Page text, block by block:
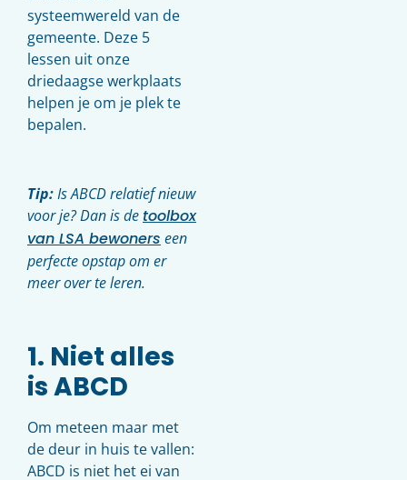
systeemwereld van de
gemeente. Deze 5
lessen uit onze
driedaagse werkplaats
helpen je om je plek te
bepalen.
Tip:Is ABCD relatief nieuw
voor je? Dan is de toolbox
van LSA bewoners een
perfecte opstap om er
meer over te leren.
1. Niet alles
is ABCD
Om meteen maar met
de deur in huis te vallen:
ABCD is niet het ei van